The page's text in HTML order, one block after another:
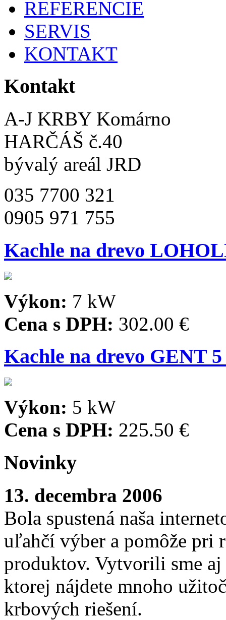
REFERENCIE
SERVIS
KONTAKT
Kontakt
A-J KRBY Komárno
HARČÁŠ č.40
bývalý areál JRD
035 7700 321
0905 971 755
Kachle na drevo
Výkon: 7 kW
Cena s DPH: 302.00 €
Kachle na drevo GENT
Výkon: 5 kW
Cena s DPH: 225.50 €
Novinky
13. decembra 2006
Bola spustená naša
uľahčí výber a pomôže pri
produktov. Vytvorili sme
ktorej nájdete mnoho
krbových riešení.